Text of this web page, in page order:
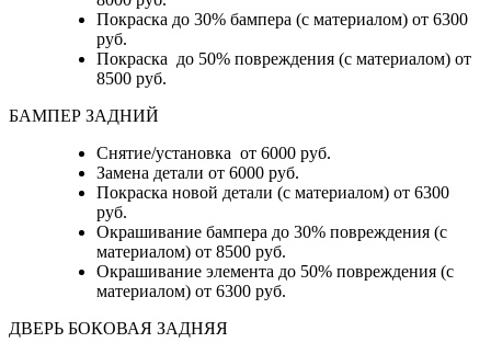
Покраска до 30% бампера (с материалом) от 6300
руб.
Покраска до 50% повреждения (с материалом) от
8500 руб.
БАМПЕР ЗАДНИЙ
Снятие/установка от 6000 руб.
Замена детали от 6000 руб.
Покраска новой детали (с материалом) от 6300
руб.
Окрашивание бампера до 30% повреждения (с
материалом) от 8500 руб.
Окрашивание элемента до 50% повреждения (с
материалом) от 6300 руб.
ДВЕРЬ БОКОВАЯ ЗАДНЯЯ